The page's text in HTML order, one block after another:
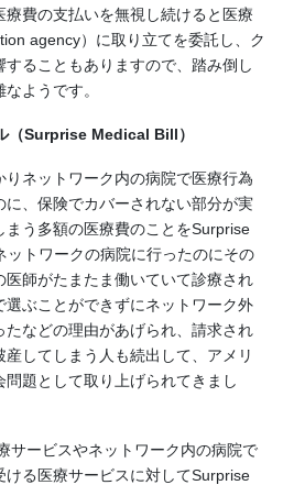
費の支払いを無視し続けると医療
agency）に取り立てを委託し、ク
ることもありますので、踏み倒し
ようです。
（Surprise Medical Bill）
ネットワーク内の病院で医療行為
、保険でカバーされない部分が実
まう多額の医療費のことをSurprise
ットワークの病院に行ったのにその
師がたまたま働いていて診療され
ぶことができずにネットワーク外
などの理由があげられ、請求され
してしまう人も続出して、アメリ
題として取り上げられてきまし
サービスやネットワーク内の病院で
ける医療サービスに対してSurprise